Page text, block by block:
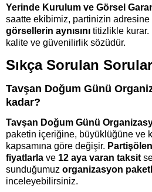
Yerinde Kurulum ve Görsel
saatte ekibimiz, partinizin adresine
görsellerin aynısını titizlikle
kalite ve güvenilirlik sözüdür.
Sıkça Sorulan
Tavşan Doğum Günü
kadar?
Tavşan Doğum Günü
paketin içeriğine, büyüklüğüne ve
kapsamına göre değişir.
fiyatlarla ve 12 aya varan taksit
sunduğumuz organizasyon
inceleyebilirsiniz.